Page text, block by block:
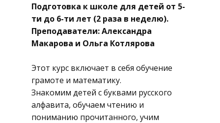
​Подготовка к школе для детей от 5-
ти до 6-ти лет (2 раза в неделю).
Преподаватели: Александра
Макарова и Ольга Котлярова
Этот курс включает в себя обучение
грамоте и математику.
Знакомим детей с буквами русского
алфавита, обучаем чтению и
пониманию прочитанного, учим